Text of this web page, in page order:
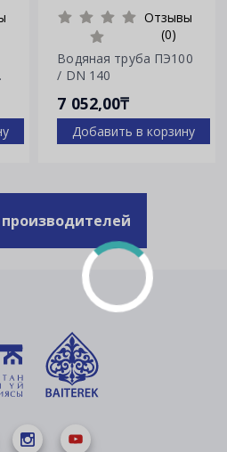
Отзывы
(0)
Водяная труба ПЭ100
/ DN 140
7 052,00₸
Добавить в корзину